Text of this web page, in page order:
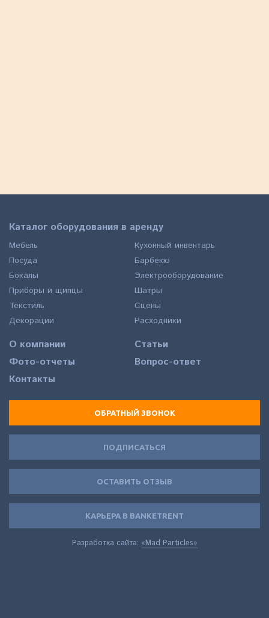
Каталог оборудования в аренду
Мебель
Посуда
Бокалы
Приборы и щипцы
Текстиль
Декорации
Кухонный инвентарь
Барбекю
Электрооборудование
Шатры
Сцены
Расходники
О компании
Статьи
Фото-отчеты
Вопрос-ответ
Контакты
ОБРАТНЫЙ ЗВОНОК
ПОДПИСАТЬСЯ
ОСТАВИТЬ ОТЗЫВ
КАРЬЕРА В BANKETRENT
Разработка сайта: «Mad Particles»